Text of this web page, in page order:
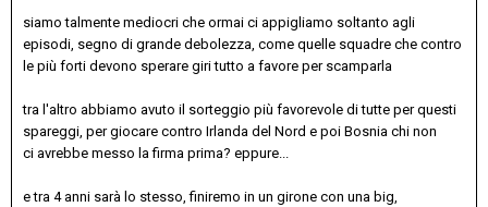
siamo talmente mediocri che ormai ci appigliamo soltanto agli
episodi, segno di grande debolezza, come quelle squadre che contro
le più forti devono sperare giri tutto a favore per scamparla
tra l'altro abbiamo avuto il sorteggio più favorevole di tutte per questi
spareggi, per giocare contro Irlanda del Nord e poi Bosnia chi non
ci avrebbe messo la firma prima? eppure...
e tra 4 anni sarà lo stesso, finiremo in un girone con una big,